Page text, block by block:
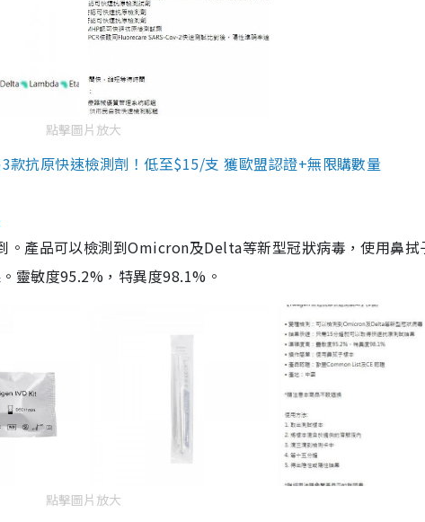
點擊圖片放大
抗原快速檢測劑！低至$15/支 獲歐盟認證+無限購數量
。產品可以檢測到Omicron及Delta等新型冠狀病毒，使用鼻拭
靈敏度95.2%，特異度98.1%。
點擊圖片放大